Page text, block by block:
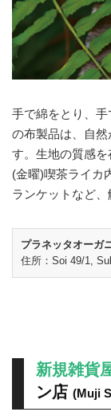
手で綿をとり、
の布製品は、自
す。生地の質感
(金曜)喫茶ライカ
ランケットなど、
プラネッタオーガ
住所：Soi 49/1,
新規雑貨
ン店 (Muji